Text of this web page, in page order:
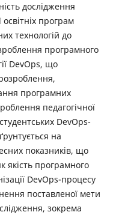
дослідження
програм
технологій до
програмного
DevOps, що
програмних
педагогічної
DevOps-
на
показників, що
якість програмного
DevOps-процесу
поставленої мети
зокрема